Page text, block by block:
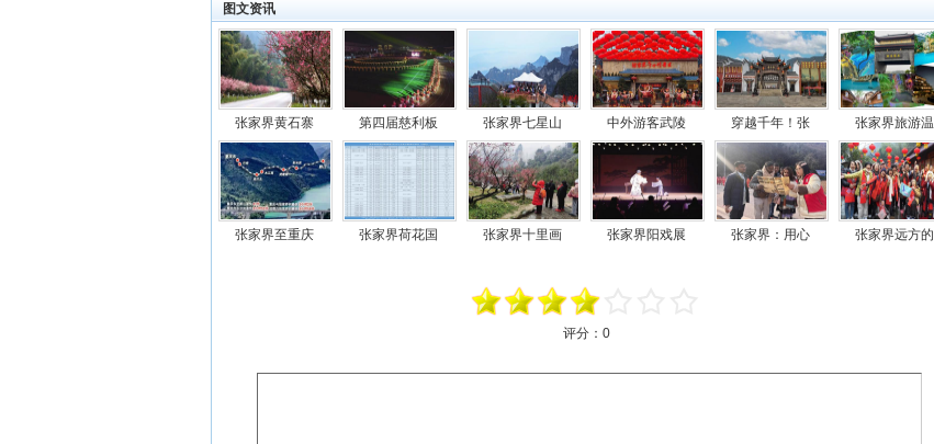
图文资讯
张家界黄石寨 第四届慈利板 张家界七星山 中外游客武陵 穿越千年！张 张家界旅游温
张家界至重庆 张家界荷花国 张家界十里画 张家界阳戏展 张家界：用心 张家界远方的
评分： 0